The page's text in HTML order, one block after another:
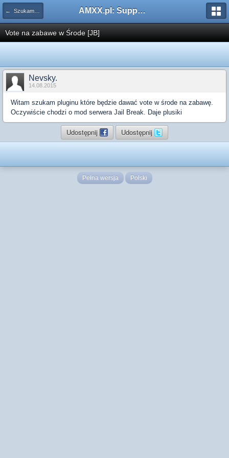
← Szukam pluginu AMXX.pl: Support AMX Mod X i SourceMod
Vote na zabawe w Środe [JB]
Nevsky.
14.08.2015
Witam szukam pluginu które będzie dawać vote w środe na zabawę.
Oczywiście chodzi o mod serwera Jail Break. Daje plusiki
Udostępnij Udostępnij
Pełna wersja Polski